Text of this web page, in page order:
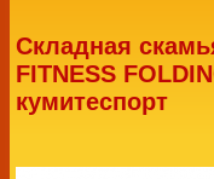
Складная
FITNESS
кумитеспорт